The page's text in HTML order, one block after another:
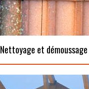
Nettoyage et